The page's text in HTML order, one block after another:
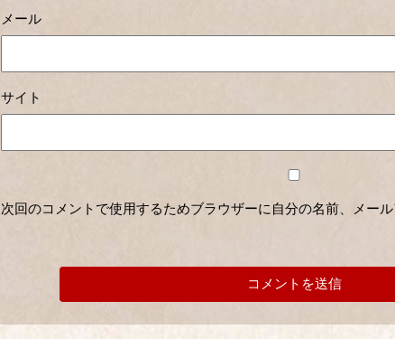
メール
サイト
次回のコメントで使用するためブラウザーに自分の名前、メー